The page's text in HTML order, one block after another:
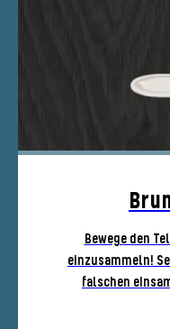
Bewege den
einzusammeln!
falschen